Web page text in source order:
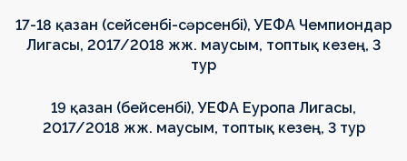
17-18 қазан (сейсенбі-сәрсенбі), УЕФА Чемпиондар
Лигасы, 2017/2018 жж. маусым, топтық кезең, 3
тур
19 қазан (бейсенбі), УЕФА Еуропа Лигасы,
2017/2018 жж. маусым, топтық кезең, 3 тур